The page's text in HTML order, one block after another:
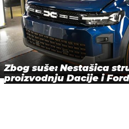
Zbog suše: Nestašica
proizvodnju Dacije i